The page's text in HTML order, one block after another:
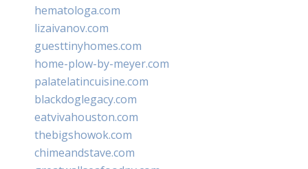
hematologa.com
lizaivanov.com
guesttinyhomes.com
home-plow-by-meyer.com
palatelatincuisine.com
blackdoglegacy.com
eatvivahouston.com
thebigshowok.com
chimeandstave.com